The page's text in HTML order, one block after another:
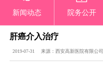
新闻动态 院务公开
肝癌介入治疗
2019-07-31 来源：西安高新医院有限公司